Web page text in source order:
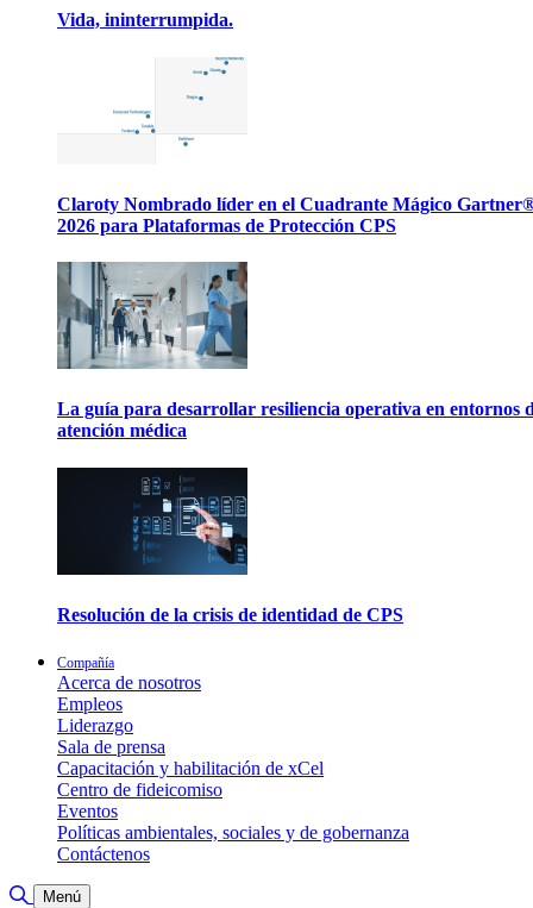
Vida, ininterrumpida.
Claroty Nombrado líder en el Cuadrante Mágico
2026 para Plataformas de Protección CPS
La guía para desarrollar resiliencia operativa en entornos
atención médica
Resolución de la crisis de identidad de CPS
Compañía
Acerca de nosotros
Empleos
Liderazgo
Sala de prensa
Capacitación y habilitación de xCel
Centro de fideicomiso
Eventos
Políticas ambientales, sociales y de gobernanza
Contáctenos
Alternar búsqueda
Menú